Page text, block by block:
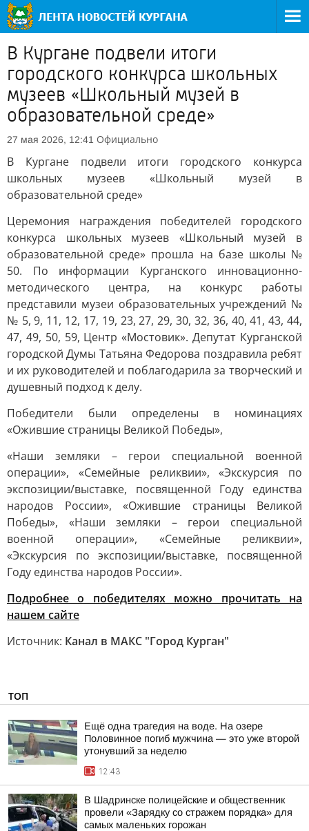
В Кургане подвели итоги
городского конкурса школьных
музеев «Школьный музей в
образовательной среде»
27 мая 2026, 12:41 Официально
В Кургане подвели итоги городского конкурса
школьных музеев «Школьный музей в
образовательной среде»
Церемония награждения победителей городского
конкурса школьных музеев «Школьный музей в
образовательной среде» прошла на базе школы №
50. По информации Курганского инновационно-
методического центра, на конкурс работы
представили музеи образовательных учреждений №
№ 5, 9, 11, 12, 17, 19, 23, 27, 29, 30, 32, 36, 40, 41, 43, 44,
47, 49, 50, 59, Центр «Мостовик». Депутат Курганской
городской Думы Татьяна Федорова поздравила ребят
и их руководителей и поблагодарила за творческий и
душевный подход к делу.
Победители были определены в номинациях
«Ожившие страницы Великой Победы»,
«Наши земляки – герои специальной военной
операции», «Семейные реликвии», «Экскурсия по
экспозиции/выставке, посвященной Году единства
народов России», «Ожившие страницы Великой
Победы», «Наши земляки – герои специальной
военной операции», «Семейные реликвии»,
«Экскурсия по экспозиции/выставке, посвященной
Году единства народов России».
Подробнее о победителях можно прочитать на
нашем сайте
Источник: Канал в МАКС "Город Курган"
ТОП
Ещё одна трагедия на воде. На озере
Половинное погиб мужчина — это уже второй
утонувший за неделю
12:43
В Шадринске полицейские и общественник
провели «Зарядку со стражем порядка» для
самых маленьких горожан